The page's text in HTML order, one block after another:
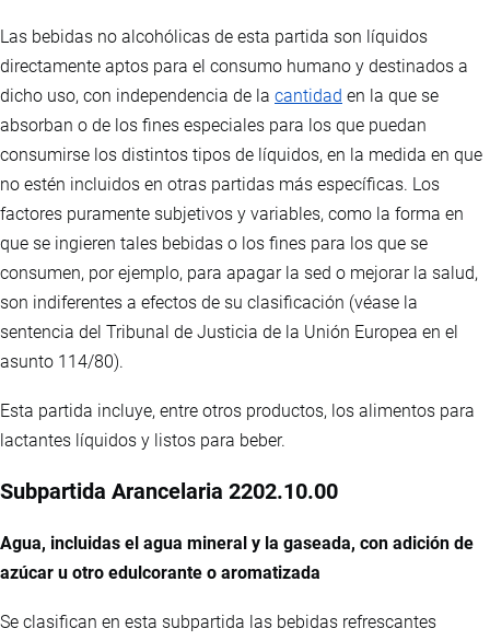
Las bebidas no alcohólicas de esta partida son líquidos
directamente aptos para el consumo humano y destinados a
dicho uso, con independencia de la cantidad en la que se
absorban o de los fines especiales para los que puedan
consumirse los distintos tipos de líquidos, en la medida en que
no estén incluidos en otras partidas más específicas. Los
factores puramente subjetivos y variables, como la forma en
que se ingieren tales bebidas o los fines para los que se
consumen, por ejemplo, para apagar la sed o mejorar la salud,
son indiferentes a efectos de su clasificación (véase la
sentencia del Tribunal de Justicia de la Unión Europea en el
asunto 114/80).
Esta partida incluye, entre otros productos, los alimentos para
lactantes líquidos y listos para beber.
Subpartida Arancelaria 2202.10.00
Agua, incluidas el agua mineral y la gaseada, con adición de
azúcar u otro edulcorante o aromatizada
Se clasifican en esta subpartida las bebidas refrescantes